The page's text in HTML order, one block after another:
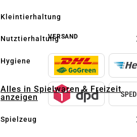
Kleintierhaltung
Nutztierhaltung
Hygiene
Alles in Spielwaren & Freizeit
anzeigen
Spielzeug
VERSAND